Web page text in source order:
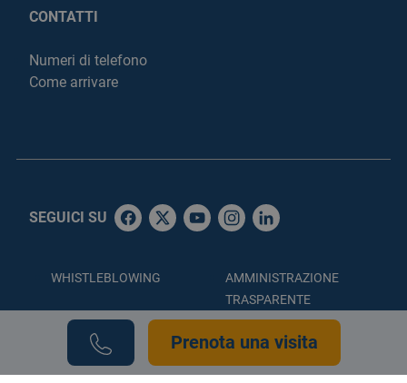
CONTATTI
Numeri di telefono
Come arrivare
SEGUICI SU
WHISTLEBLOWING
AMMINISTRAZIONE
TRASPARENTE
ACCESSIBILITÀ
COOKIE POLICY
Prenota una visita